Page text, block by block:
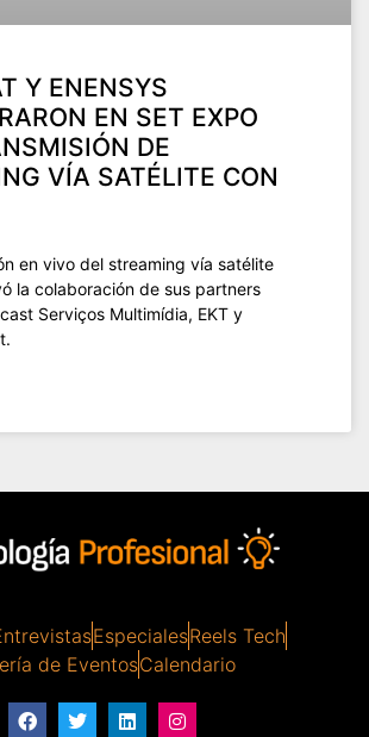
Y ENENSYS
EN SET EXPO
DE
VÍA SATÉLITE CON
en vivo del streaming vía satélite
la colaboración de sus partners
Serviços Multimídia, EKT y
EspecialesReels Tech
de EventosCalendario